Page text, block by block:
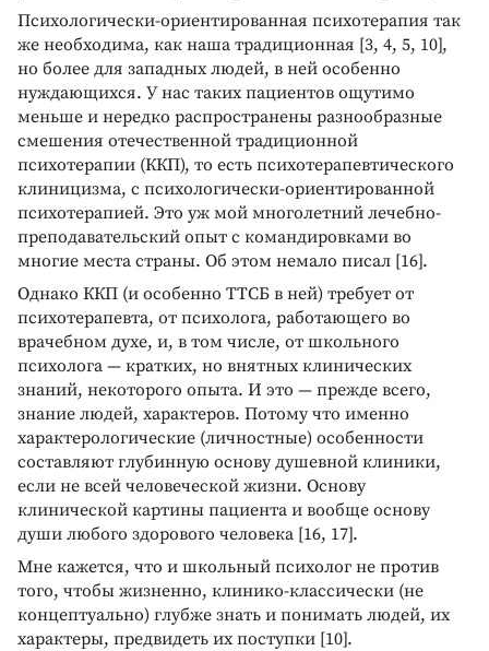
Психологически-ориентированная психотерапия так
же необходима, как наша традиционная [3, 4, 5, 10],
но более для западных людей, в ней особенно
нуждающихся. У нас таких пациентов ощутимо
меньше и нередко распространены разнообразные
смешения отечественной традиционной
психотерапии (ККП), то есть психотерапевтического
клиницизма, с психологически-ориентированной
психотерапией. Это уж мой многолетний лечебно-
преподавательский опыт с командировками во
многие места страны. Об этом немало писал [16].
Однако ККП (и особенно ТТСБ в ней) требует от
психотерапевта, от психолога, работающего во
врачебном духе, и, в том числе, от школьного
психолога — кратких, но внятных клинических
знаний, некоторого опыта. И это — прежде всего,
знание людей, характеров. Потому что именно
характерологические (личностные) особенности
составляют глубинную основу душевной клиники,
если не всей человеческой жизни. Основу
клинической картины пациента и вообще основу
души любого здорового человека [16, 17].
Мне кажется, что и школьный психолог не против
того, чтобы жизненно, клинико-классически (не
концептуально) глубже знать и понимать людей, их
характеры, предвидеть их поступки [10].